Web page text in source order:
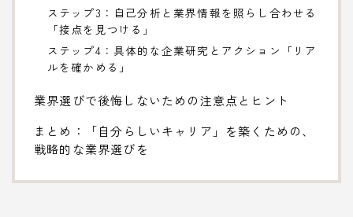
ステップ3：自己分析と業界情報を照らし合わせる
「接点を見つける」
ステップ4：具体的な企業研究とアクション「リア
ルを確かめる」
業界選びで後悔しないための注意点とヒント
まとめ：「自分らしいキャリア」を築くための、
戦略的な業界選びを